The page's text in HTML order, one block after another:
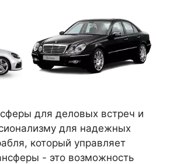
для деловых встреч и
для надежных
который управляет
- это возможность